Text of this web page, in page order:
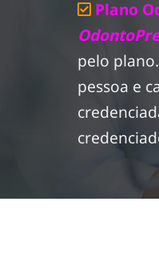
Plano
pelo plano.
pessoa e